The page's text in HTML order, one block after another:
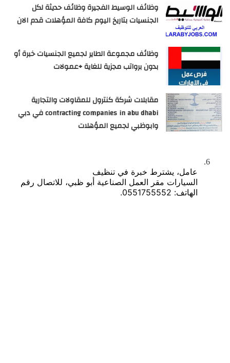
وظائف الوسيط الفجيرة وظائف حديثة لكل
الجنسيات بتاريخ اليوم كافة المؤهلات قدم الان
وظائف مجموعة الطاير لجميع الجنسيات خبرة أو
بدون برواتب مجزية للغاية +عمولات
مقابلات شركة كنترول للمقاولات والتجارية
contracting companies in abu dhabi في دبي
وابوظبي لجميع المؤهلات
6.
عامل، يشترط خبرة في تنظيف
السيارات مقر العمل الصناعية أبو ظبي، للاتصال رقم
الهاتف: 0551755552.